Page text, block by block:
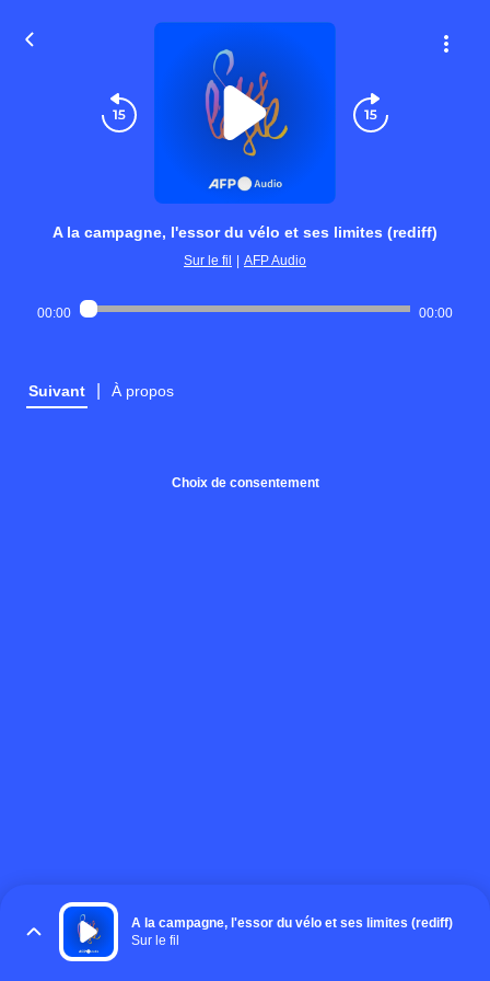
A la campagne, l'essor du vélo et ses limites (rediff)
Sur le fil AFP Audio
00:00 00:00
Suivant À propos
Choix de consentement
A la campagne, l'essor du vélo et ses limites (rediff)
Sur le fil